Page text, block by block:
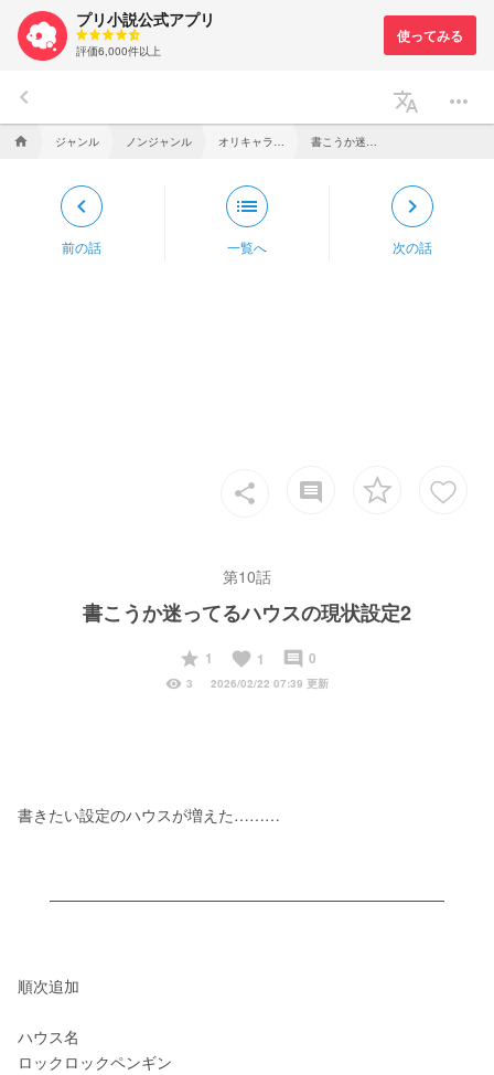
プリ小説公式アプリ
評価6,000件以上
keyboard_arrow_left translate more_horiz
home ジャンル ノンジャンル オリキャラ小話 書こうか迷ってるハウスの現状設定2
keyboard_arrow_left
前の話
list
一覧へ
keyboard_arrow_right
次の話
share insert_comment
第10話
書こうか迷ってるハウスの現状設定2
start
1 favorite 1 insert_comment 0
visibility 3 2026/02/22 07:39 更新
書きたい設定のハウスが増えた………
順次追加
ハウス名
ロックロックペンギン